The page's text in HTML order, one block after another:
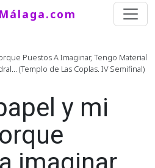
Puestos A Imaginar, Tengo Material
(Templo de Las Coplas. IV Semifinal)
y mi